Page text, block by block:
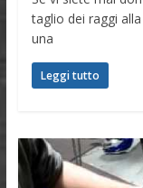
taglio dei raggi
una
Leggi tutto